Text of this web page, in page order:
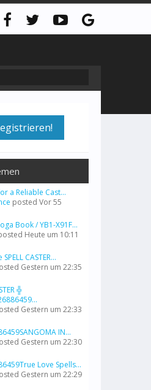
a Reliable Cast...
posted Vor 55
Book / YB1-X91F...
Heute um 10:11
CASTER...
Gestern um 22:35
╬
Gestern um 22:33
IN...
Gestern um 22:30
Love Spells...
Gestern um 22:29